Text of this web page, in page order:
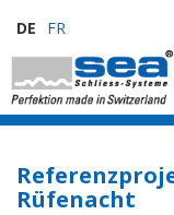
DE FR
Rüfenacht